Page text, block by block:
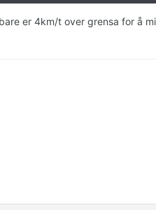
er 4km/t over grensa for å